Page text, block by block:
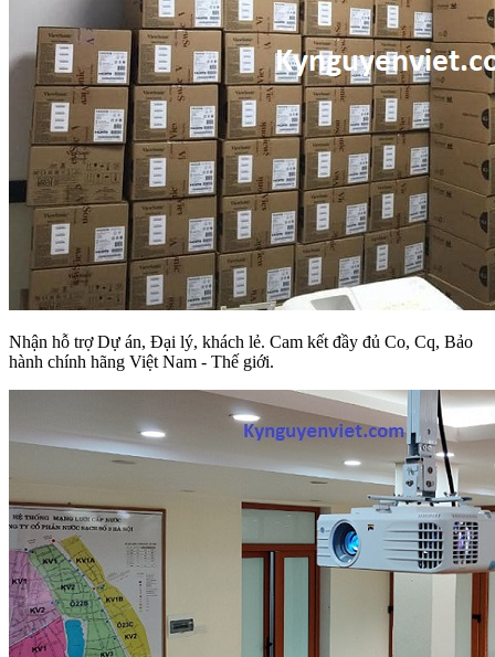
Nhận hỗ trợ Dự án, Đại lý, khách lẻ. Cam kết đầy đủ Co, Cq, Bảo
hành chính hãng Việt Nam - Thế giới.